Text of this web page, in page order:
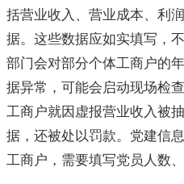
括营业收入、营业成本、利
据。这些数据应如实填写，
部门会对部分个体工商户的
据异常，可能会启动现场检
工商户就因虚报营业收入被
据，还被处以罚款。党建信
工商户，需要填写党员人数